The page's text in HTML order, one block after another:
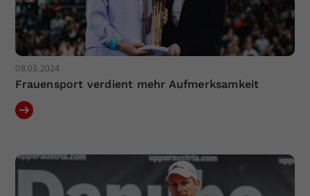
08.03.2024
Frauensport verdient mehr Aufmerksamkeit